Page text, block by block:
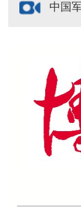
中国